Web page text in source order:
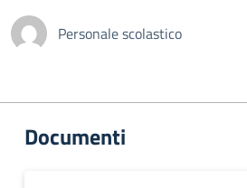
Personale scolastico
Documenti